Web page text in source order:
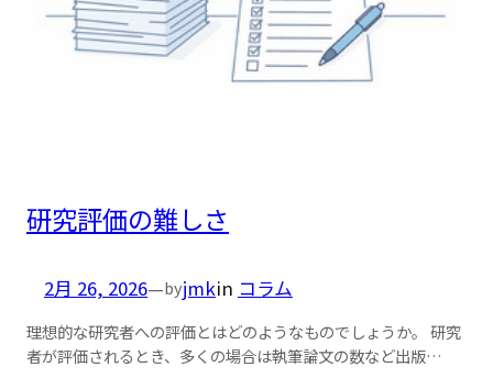
研究評価の難しさ
2月 26, 2026—byjmkin コラム
理想的な研究者への評価とはどのようなものでしょうか。 研究
者が評価されるとき、多くの場合は執筆論文の数など出版…